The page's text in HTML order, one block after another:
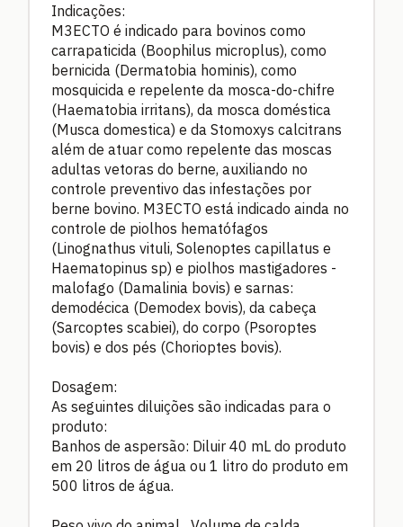
Indicações:
M3ECTO é indicado para bovinos como
carrapaticida (Boophilus microplus), como
bernicida (Dermatobia hominis), como
mosquicida e repelente da mosca-do-chifre
(Haematobia irritans), da mosca doméstica
(Musca domestica) e da Stomoxys calcitrans
além de atuar como repelente das moscas
adultas vetoras do berne, auxiliando no
controle preventivo das infestações por
berne bovino. M3ECTO está indicado ainda no
controle de piolhos hematófagos
(Linognathus vituli, Solenoptes capillatus e
Haematopinus sp) e piolhos mastigadores -
malofago (Damalinia bovis) e sarnas:
demodécica (Demodex bovis), da cabeça
(Sarcoptes scabiei), do corpo (Psoroptes
bovis) e dos pés (Chorioptes bovis).
Dosagem:
As seguintes diluições são indicadas para o
produto:
Banhos de aspersão: Diluir 40 mL do produto
em 20 litros de água ou 1 litro do produto em
500 litros de água.